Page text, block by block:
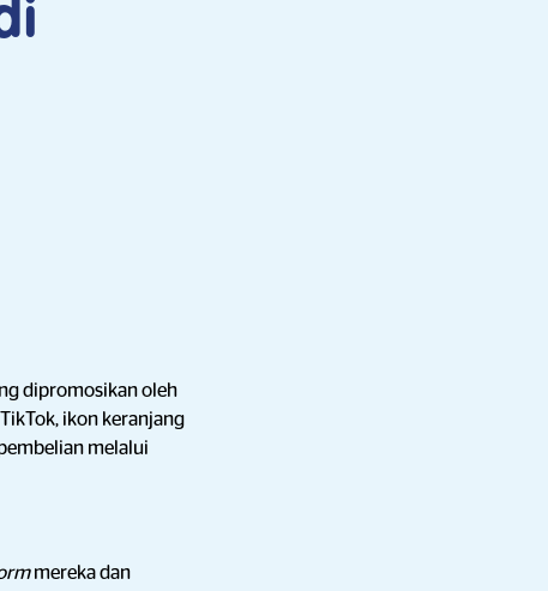
dipromosikan oleh
ikon keranjang
melalui
mereka dan